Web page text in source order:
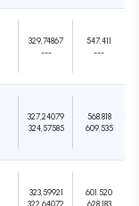
329,74867
---
547.411
---
327,24079
324,57585
568.818
609.535
323,59921
322,64072
601.520
628.183